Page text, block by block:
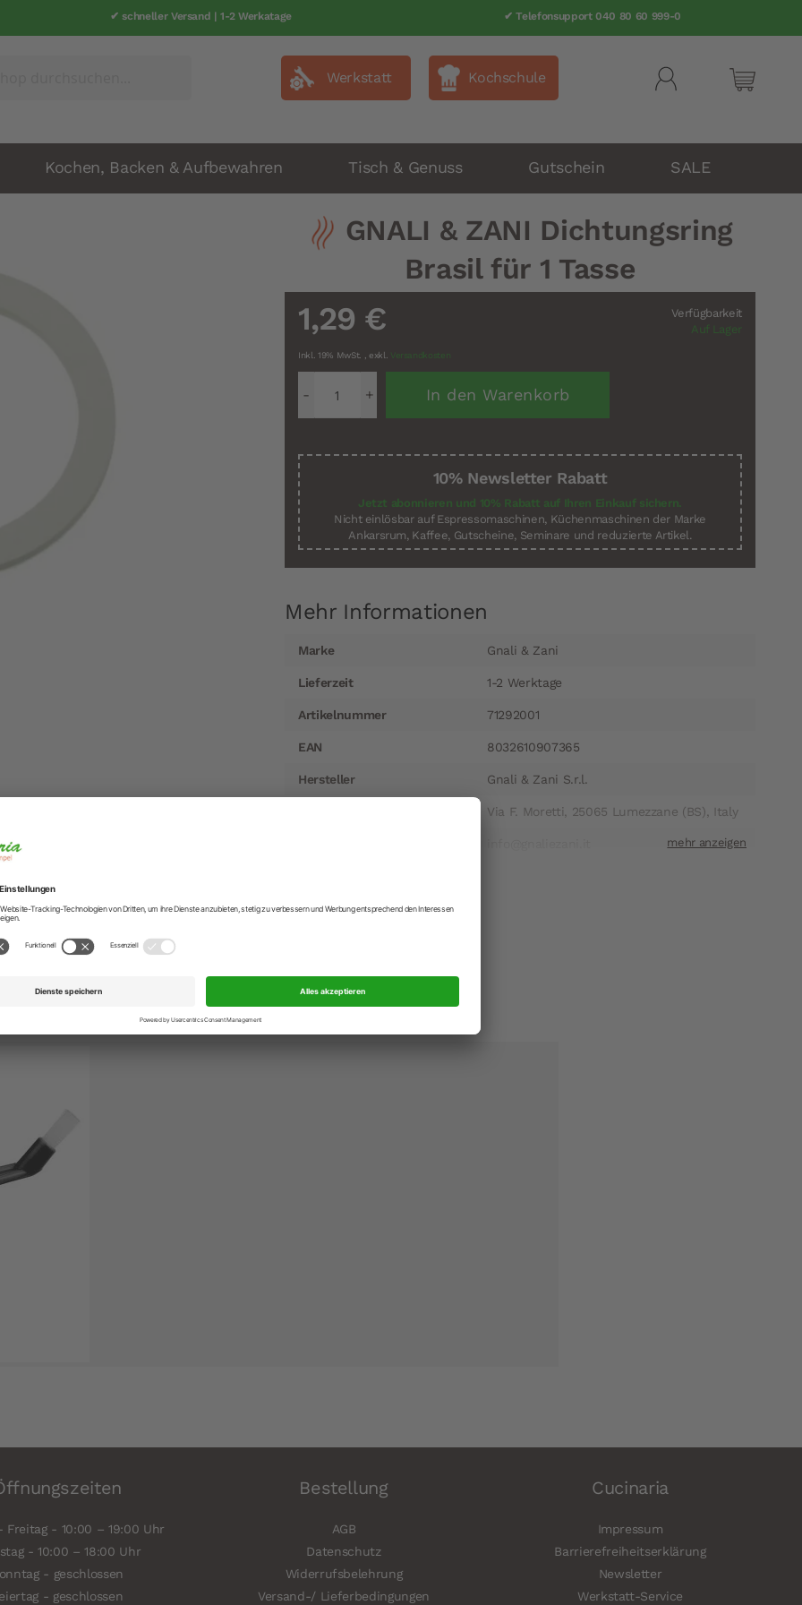
✔ schneller Versand | 1-2 Werkatage ✔ Telefonsupport 040 80 60 999-0
Mein
Werkstatt Kochschule
Kochen, Backen & Aufbewahren Tisch & Genuss Gutschein SALE
GNALI & ZANI Dichtungsring
Brasil für 1 Tasse
Verfügbarkeit
Auf Lager
1,29 €
Inkl. 19% MwSt. , exkl. Versandkosten
In den Warenkorb
10% Newsletter Rabatt
Jetzt abonnieren und 10% Rabatt auf Ihren Einkauf sichern.
Nicht einlösbar auf Espressomaschinen, Küchenmaschinen der Marke
Ankarsrum, Kaffee, Gutscheine, Seminare und reduzierte Artikel.
Mehr Informationen
Informationen
Marke Gnali & Zani
Lieferzeit 1-2 Werktage
Artikelnummer 71292001
EAN 8032610907365
Hersteller Gnali & Zani S.r.l.
Via F. Moretti, 25065 Lumezzane (BS), Italy
Brasil für 1 Tasse
nur für den Espressokocher von Gnaili & Zani, BRASIL 1 Tasse.
Freitag - 10:00 – 19:00 Uhr
- 10:00 – 18:00 Uhr
- geschlossen
- geschlossen
Bestellung
AGB
Datenschutz
Widerrufsbelehrung
Versand-/ Lieferbedingungen
Cucinaria
Impressum
Barrierefreiheitserklärung
Newsletter
Werkstatt-Service